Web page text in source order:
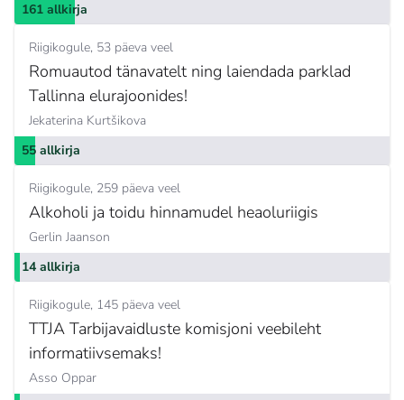
161 allkirja
Riigikogule 53 päeva veel
Romuautod tänavatelt ning laiendada parklad
Tallinna elurajoonides!
Jekaterina Kurtšikova
55 allkirja
Riigikogule 259 päeva veel
Alkoholi ja toidu hinnamudel heaoluriigis
Gerlin Jaanson
14 allkirja
Riigikogule 145 päeva veel
TTJA Tarbijavaidluste komisjoni veebileht
informatiivsemaks!
Asso Oppar